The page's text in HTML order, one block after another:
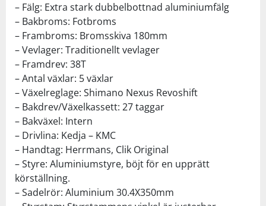
– Fälg: Extra stark dubbelbottnad aluminiumfälg
– Bakbroms: Fotbroms
– Frambroms: Bromsskiva 180mm
– Vevlager: Traditionellt vevlager
– Framdrev: 38T
– Antal växlar: 5 växlar
– Växelreglage: Shimano Nexus Revoshift
– Bakdrev/Växelkassett: 27 taggar
– Bakväxel: Intern
– Drivlina: Kedja – KMC
– Handtag: Herrmans, Clik Original
– Styre: Aluminiumstyre, böjt för en upprätt
körställning.
– Sadelrör: Aluminium 30.4X350mm